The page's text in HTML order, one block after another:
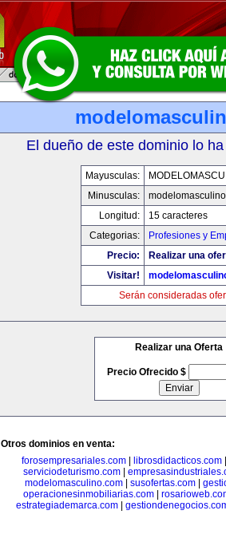
El dueño de este dominio lo
Mayusculas:
Minusculas:
Longitud:
15 caracteres
Categorias:
Profesiones y
Precio:
Realizar una
Visitar!
Serán consideradas
Realizar una Oferta
Precio Ofrecido $
Otros dominios en venta:
forosempresariales.com
librosdidacticos.com
serviciodeturismo.com
modelomasculino.com
susofertas.com
operacionesinmobiliarias.com
estrategiademarca.com|